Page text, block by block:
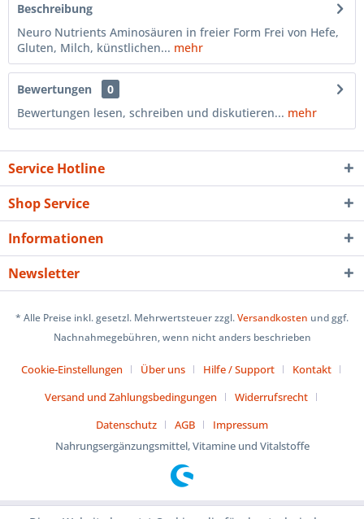
Beschreibung
Neuro Nutrients Aminosäuren in freier Form Frei von Hefe,
Gluten, Milch, künstlichen... mehr
Bewertungen
0
Bewertungen lesen, schreiben und diskutieren... mehr
Service Hotline
Shop Service
Informationen
Newsletter
* Alle Preise inkl. gesetzl. Mehrwertsteuer zzgl.Versandkosten und ggf.
Nachnahmegebühren, wenn nicht anders beschrieben
Cookie-Einstellungen Über uns Hilfe / Support
Kontakt
Versand und Zahlungsbedingungen
Widerrufsrecht
Datenschutz
AGB
Impressum
Nahrungsergänzungsmittel, Vitamine und Vitalstoffe